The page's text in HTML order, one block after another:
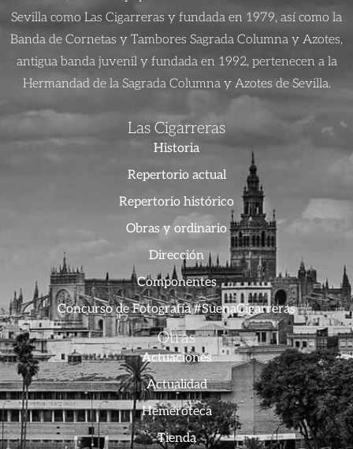
Sevilla como Las Cigarreras y fundada en 1979, así como la
Banda de Cornetas y Tambores Sagrada Columna y Azotes,
antigua banda juvenil y fundada en 1992, pertenecen a la
Hermandad de la Sagrada Columna y Azotes de Sevilla.
Las Cigarreras
Historia
Repertorio actual
Repertorio histórico
Obras y ordinario
Dirección
Componentes
Concurso de Fotografía #SuenaCigarreras
Otras
Actuaciones
Actualidad
Hemeroteca
Tienda